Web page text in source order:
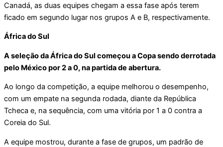
Canadá, as duas equipes chegam a essa fase após terem
ficado em segundo lugar nos grupos A e B, respectivamente.
África do Sul
A seleção da África do Sul começou a Copa sendo derrotada
pelo México por 2 a 0, na partida de abertura.
Ao longo da competição, a equipe melhorou o desempenho,
com um empate na segunda rodada, diante da República
Tcheca e, na sequência, com uma vitória por 1 a 0 contra a
Coreia do Sul.
A equipe mostrou, durante a fase de grupos, um padrão de